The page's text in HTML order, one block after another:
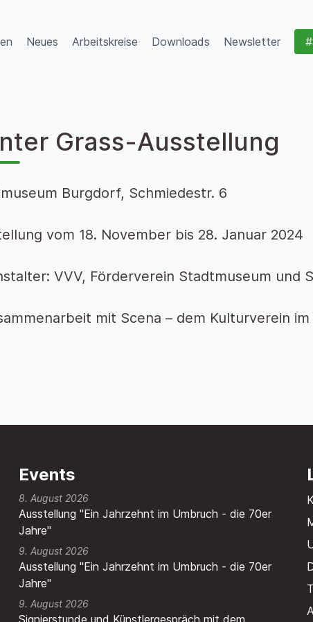
Neues Arbeitskreise Downloads Newsletter
Grass-Ausstellung
Burgdorf, Schmiedestr. 6
vom 18. November bis 28. Januar 2024
VVV, Förderverein Stadtmuseum und
mit Scena – dem Kulturverein im
Events
8. August 2026
Ausstellung "Ein Jahrzehnt im Umbruch - die 70er
Jahre"
9. August 2026
Ausstellung "Ein Jahrzehnt im Umbruch - die 70er
Jahre"
9. August 2026
Signierstunde und Künstlergespräch mit dem